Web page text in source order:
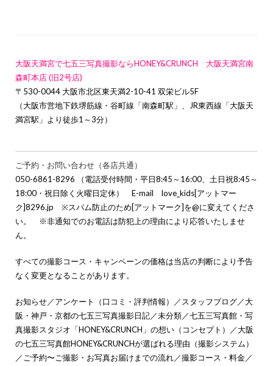
大阪天満宮で七五三写真撮影ならHONEY&CRUNCH 大阪天満宮南
森町本店 (旧2号店)
〒530-0044 大阪市北区東天満2-10-41 双栄ビル5F
（大阪市営地下鉄堺筋線・谷町線「南森町駅」、JR東西線「大阪天
満宮駅」より徒歩1～3分）
ご予約・お問い合わせ（各店共通）
050-6861-8296 （電話受付時間・平日8:45～16:00、土日祝8:45～
18:00・祝日除く火曜日定休） E-mail love_kids[アットマー
ク]8296.jp ※スパム防止のため[アットマーク]を@に変えてくださ
い。 ※非通知でのお電話は防犯上の理由により応答いたしませ
ん。
すべての撮影コース・キャンペーンの価格は当店の判断により予告
なく変更となることがあります。
お知らせ／アンケート（口コミ・評判情報） ／スタッフブログ／大
阪・神戸・京都の七五三写真撮影日記／未分類／七五三写真館・写
真撮影スタジオ「HONEY&CRUNCH」の想い（コンセプト）
／大阪
の七五三写真館HONEY&CRUNCHが選ばれる理由（撮影システム）
／ご予約〜ご撮影・お写真お届けまでの流れ／撮影コース・料金／